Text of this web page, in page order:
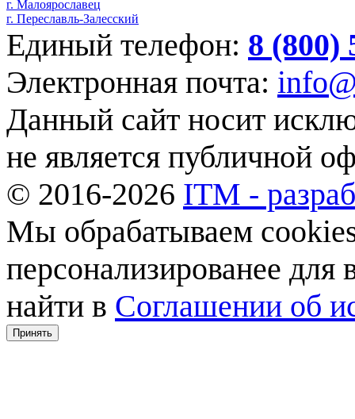
г. Малоярославец
г. Переславль-Залесский
Единый телефон: 8 (800)
Электронная почта:
Данный сайт носит
не является публичной
© 2016-2026 ITM -
Мы обрабатываем
персонализированее
найти в Соглашении об
Принять